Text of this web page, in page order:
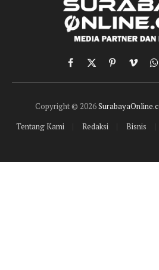
Facebook
X
(Twitter)
PinterestVimeo
Copyright © 2026
Tentang Kami
Redaksi Bisnis